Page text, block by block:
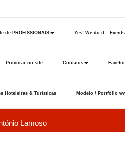
de PROFISSIONAIS Yes! We do it – Events
Procurar no site Contatos
Hoteleiras & Turísticas Modelo / Portfólio
Lamoso